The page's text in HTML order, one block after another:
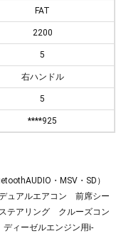
FAT
2200
5
右ハンドル
5
****925
・MSV・SD）
ュアルエアコン 前席シー
テアリング クルーズコン
ィーゼルエンジン用i-